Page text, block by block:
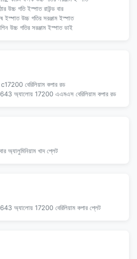
উচ্চ গতি ইস্পাত রাউন্ড বার
ইস্পাত উচ্চ গতির সরঞ্জাম ইস্পাত
উচ্চ গতির সরঞ্জাম ইস্পাত ডাই
বেরিলিয়াম কপার রড
অ্যালোয় 17200 এএমএস বেরিলিয়াম কপার রড
অ্যালুমিনিয়াম খাদ প্লেট
অ্যালোয় 17200 বেরিলিয়াম কপার প্লেট